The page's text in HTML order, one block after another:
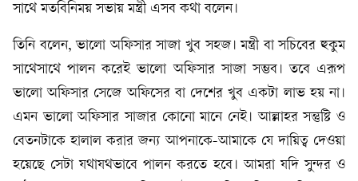
সাথে মতবিনিময় সভায় মন্ত্রী এসব কথা বলেন।
তিনি বলেন, ভালো অফিসার সাজা খুব সহজ। মন্ত্রী বা সচিবের হুকুম
সাথেসাথে পালন করেই ভালো অফিসার সাজা সম্ভব। তবে এরূপ
ভালো অফিসার সেজে অফিসের বা দেশের খুব একটা লাভ হয় না।
এমন ভালো অফিসার সাজার কোনো মানে নেই। আল্লাহর সন্তুষ্টি ও
বেতনটাকে হালাল করার জন্য আপনাকে-আমাকে যে দায়িত্ব দেওয়া
হয়েছে সেটা যথাযথভাবে পালন করতে হবে। আমরা যদি সুন্দর ও